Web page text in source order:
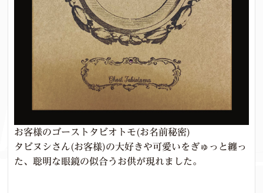
お客様のゴーストタビオトモ(お名前秘密)
タビヌシさん(お客様)の大好きや可愛いをぎゅっと纏っ
た、聡明な眼鏡の似合うお供が現れました。